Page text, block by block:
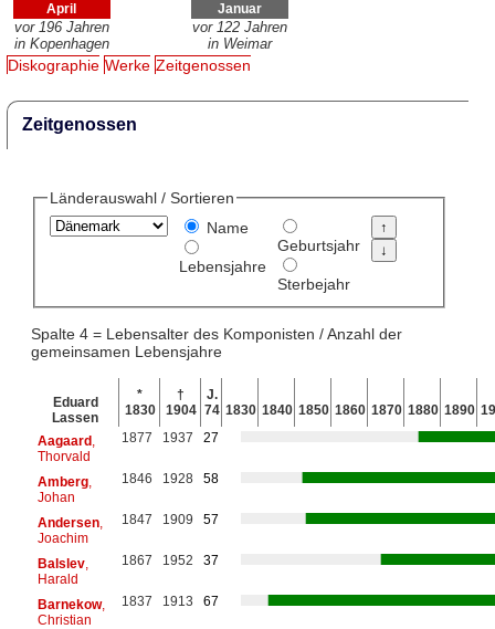
April
vor 196 Jahren
in Kopenhagen
Januar
vor 122 Jahren
in Weimar
Diskographie Werke Zeitgenossen
Zeitgenossen
Länderauswahl / Sortieren
Name
Lebensjahre
Geburtsjahr
Sterbejahr
Spalte 4 = Lebensalter des Komponisten / Anzahl der
gemeinsamen Lebensjahre
Eduard
Lassen
*
1830
†
1904
J.
74 1830 1840 1850 1860 1870 1880 1890
Aagaard,
Thorvald
1877 1937 27
Amberg,
Johan
1846 1928 58
Andersen,
Joachim
1847 1909 57
Balslev,
Harald
1867 1952 37
Barnekow,
Christian
1837 1913 67